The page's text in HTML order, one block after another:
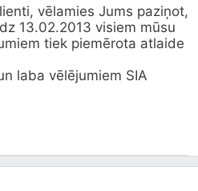
vēlamies Jums paziņot,
13.02.2013 visiem mūsu
tiek piemērota atlaide
laba vēlējumiem SIA